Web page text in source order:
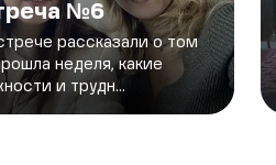
№6
рассказали о том
неделя, какие
и трудн...